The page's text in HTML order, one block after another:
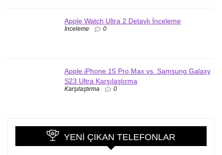
Apple Watch Ultra 2 Detaylı İnceleme
İnceleme 0
Apple iPhone 15 Pro Max vs. Samsung Galaxy
S23 Ultra Karşılaştırma
Karşılaştırma 0
YENI ÇIKAN TELEFONLAR